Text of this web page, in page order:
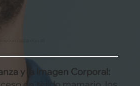
y la Imagen Corporal: